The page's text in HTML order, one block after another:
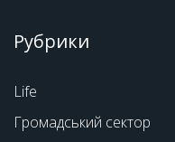
Рубрики
Life
Громадський сектор